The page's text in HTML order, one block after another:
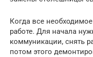
Когда все
работе. Для начала
коммуникации, снять
потом этого